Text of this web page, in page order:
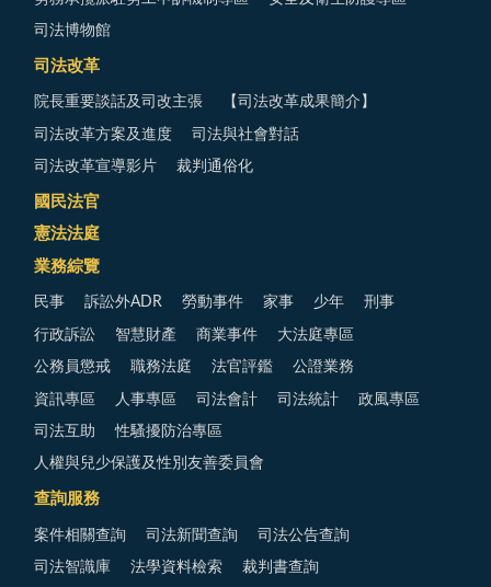
司法博物館
司法改革
院長重要談話及司改主張 【司法改革成果簡介】
司法改革方案及進度 司法與社會對話
司法改革宣導影片 裁判通俗化
國民法官
憲法法庭
業務綜覽
民事 訴訟外ADR 勞動事件 家事 少年 刑事
行政訴訟 智慧財產 商業事件 大法庭專區
公務員懲戒 職務法庭 法官評鑑 公證業務
資訊專區 人事專區 司法會計 司法統計 政風專區
司法互助 性騷擾防治專區
人權與兒少保護及性別友善委員會
查詢服務
案件相關查詢 司法新聞查詢 司法公告查詢
司法智識庫 法學資料檢索 裁判書查詢